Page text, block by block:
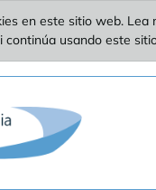
en este sitio web.
continúa usando este